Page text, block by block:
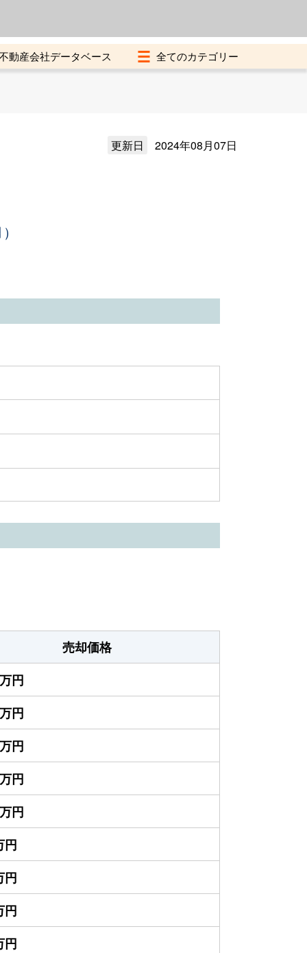
動産会社データベース
更新日 2024年08月07日
売却価格
円
円
円
円
円
円
円
円
円